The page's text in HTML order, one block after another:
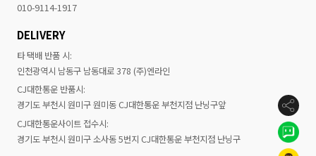
010-9114-1917
DELIVERY
타 택배 반품 시:
인천광역시 남동구 남동대로 378 (주)엔라인
CJ대한통운 반품시:
경기도 부천시 원미구 원미동 CJ대한통운 부천지점 난닝구앞
CJ대한통운사이트 접수시:
경기도 부천시 원미구 소사동 5번지 CJ대한통운 부천지점 난닝구